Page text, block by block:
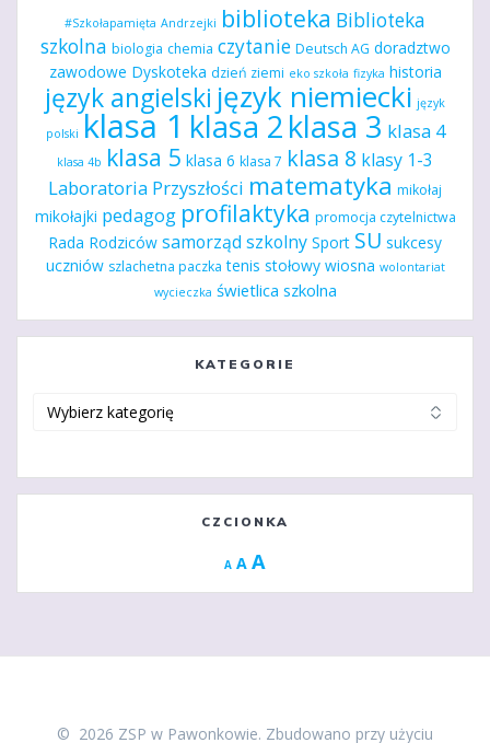
#Szkołapamięta Andrzejki biblioteka Biblioteka
szkolna biologia chemia czytanie Deutsch AG doradztwo
zawodowe Dyskoteka dzień ziemi eko szkoła fizyka historia
język angielski język niemiecki język
polski klasa 1 klasa 2klasa 3 klasa 4
klasa 4b klasa 5 klasa 6 klasa 7 klasa 8 klasy 1-3
Laboratoria Przyszłości matematyka mikołaj
mikołajki pedagog profilaktyka promocja czytelnictwa
Rada Rodziców samorząd szkolny Sport SU sukcesy
uczniów szlachetna paczka tenis stołowy wiosna wolontariat
wycieczka świetlica szkolna
KATEGORIE
CZCIONKA
A Decrease
A Reset
A
© 2026 ZSP w Pawonkowie. Zbudowano przy użyciu